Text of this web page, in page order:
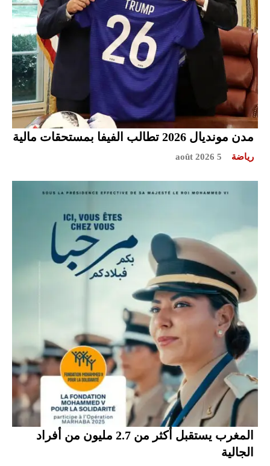
مدن مونديال 2026 تطالب الفيفا بمستحقات مالية
رياضة 5 août 2026
المغرب يستقبل أكثر من 2.7 مليون من أفراد
الجالية